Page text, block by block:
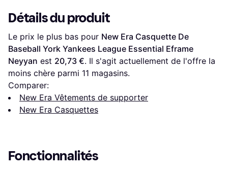
Détails du produit
Le prix le plus bas pour New Era Casquette De
Baseball York Yankees League Essential Eframe
Neyyan est 20,73 €. Il s'agit actuellement de l'offre la
moins chère parmi 11 magasins.
Comparer:
New Era Vêtements de supporter
New Era Casquettes
Fonctionnalités